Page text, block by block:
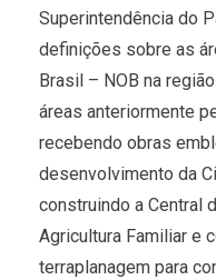
Superintendência do
definições sobre as
Brasil – NOB na
áreas anteriormente
recebendo obras
desenvolvimento da
construindo a Central
Agricultura Familiar e
terraplanagem para